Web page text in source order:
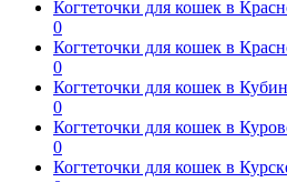
Когтеточки для кошек в
0
Когтеточки для кошек в
0
Когтеточки для кошек в
0
Когтеточки для кошек в
0
Когтеточки для кошек в